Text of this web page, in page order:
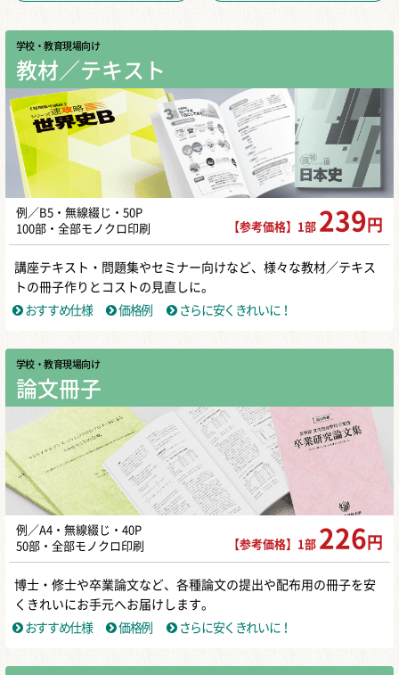
学校・教育現場向け
教材／テキスト
例／B5・無線綴じ・50P
100部・全部モノクロ印刷
【参考価格】1部 239 円
講座テキスト・問題集やセミナー向けなど、様々な教材／テキス
トの冊子作りとコストの見直しに。
おすすめ仕様
価格例 さらに安くきれいに！
学校・教育現場向け
論文冊子
例／A4・無線綴じ・40P
50部・全部モノクロ印刷
【参考価格】1部 226 円
博士・修士や卒業論文など、各種論文の提出や配布用の冊子を安
くきれいにお手元へお届けします。
おすすめ仕様
価格例 さらに安くきれいに！